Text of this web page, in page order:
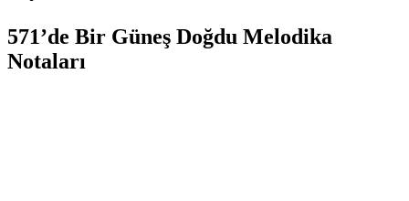
571’de Bir Güneş Doğdu Melodika
Notaları